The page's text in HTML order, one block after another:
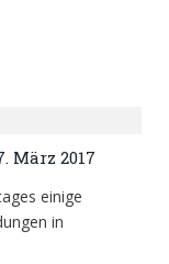
März 2017
einige
in